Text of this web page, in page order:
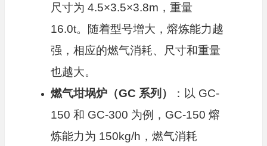
尺寸为 4.5×3.5×3.8m，重量
16.0t。随着型号增大，熔炼能力越
强，相应的燃气消耗、尺寸和重量
也越大。
燃气坩埚炉（GC 系列）
：以 GC-
150 和 GC-300 为例，GC-150 熔
炼能力为 150kg/h，燃气消耗